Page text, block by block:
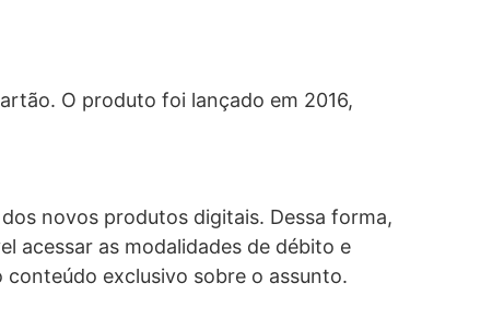
O produto foi lançado em 2016,
novos produtos digitais. Dessa forma,
acessar as modalidades de débito e
exclusivo sobre o assunto.